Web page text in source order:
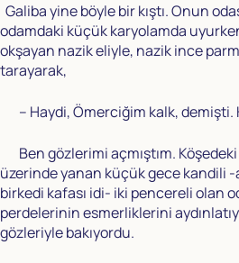
Galiba yine böyle bir kıştı. Onun
odamdaki küçük karyolamda
okşayan nazik eliyle, nazik ince
tarayarak,
– Haydi, Ömerciğim kalk, demişti.
Ben gözlerimi açmıştım.
üzerinde yanan küçük gece kandili
birkedi kafası idi- iki pencereli olan
perdelerinin esmerliklerini
gözleriyle bakıyordu.